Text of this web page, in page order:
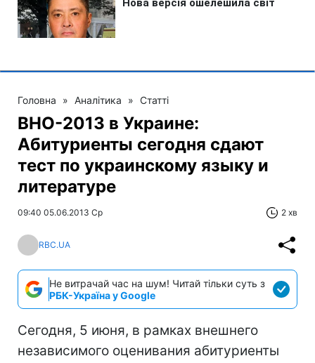
Головна » Аналітика » Статті
ВНО-2013 в Украине:
Абитуриенты сегодня сдают
тест по украинскому языку и
литературе
09:40 05.06.2013 Ср 2 хв
RBC.UA
Не витрачай час на шум! Читай тільки суть з
РБК-Україна у Google
Сегодня, 5 июня, в рамках внешнего
независимого оценивания абитуриенты